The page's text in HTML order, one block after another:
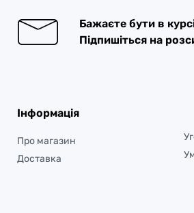
Бажаєте бути в
Підпишіться на
Інформація
Про магазин
Доставка